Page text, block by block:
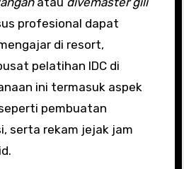
profesional dapat
di resort,
pelatihan IDC di
ini termasuk aspek
pembuatan
serta rekam jejak jam